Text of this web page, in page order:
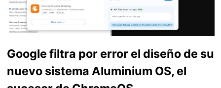
Google filtra por error el diseño de su
nuevo sistema Aluminium OS, el